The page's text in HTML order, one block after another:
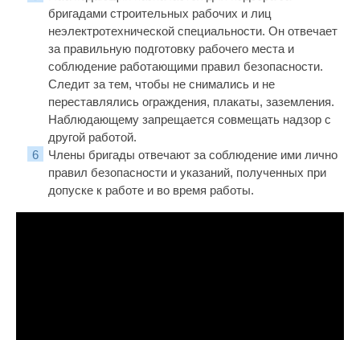
бригадами строительных рабочих и лиц
неэлектротехнической специальности. Он отвечает
за правиль­ную подготовку рабочего места и
соблюдение работающими правил безопас­ности.
Следит за тем, чтобы не снимались и не
переставлялись ограждения, плакаты, заземления.
Наблюдающему запрещается совмещать надзор с
дру­гой работой.
Члены бригады отвечают за соблюдение ими лично
правил безопасности и указаний, полученных при
допуске к работе и во время работы.